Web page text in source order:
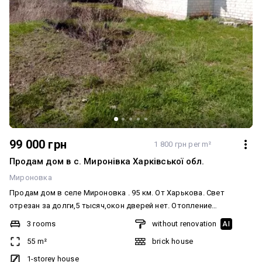
99 000 грн 1 800 грн per m²
Продам дом в с. Миронівка Харківської обл.
Мироновка
Продам дом в селе Мироновка . 95 км. От Харькова. Свет
отрезан за долги,5 тысяч,окон дверей нет. Отопление
печное.Батарей нет. Хорошее место для пасики. Сарай есть на
два отделения из ракушняка. До пгт Краснопавловка 4км. Вода
водворе центральная. Не дорогая с человека 30грн. В месяц.
Вода питьевая. Огород 20 соток,участок 10.Есть медпункт
3 rooms
55 m²
1-storey house
without renovation AI
brick house